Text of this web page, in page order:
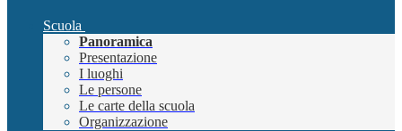
Scuola
Panoramica
Presentazione
I luoghi
Le persone
Le carte della scuola
Organizzazione